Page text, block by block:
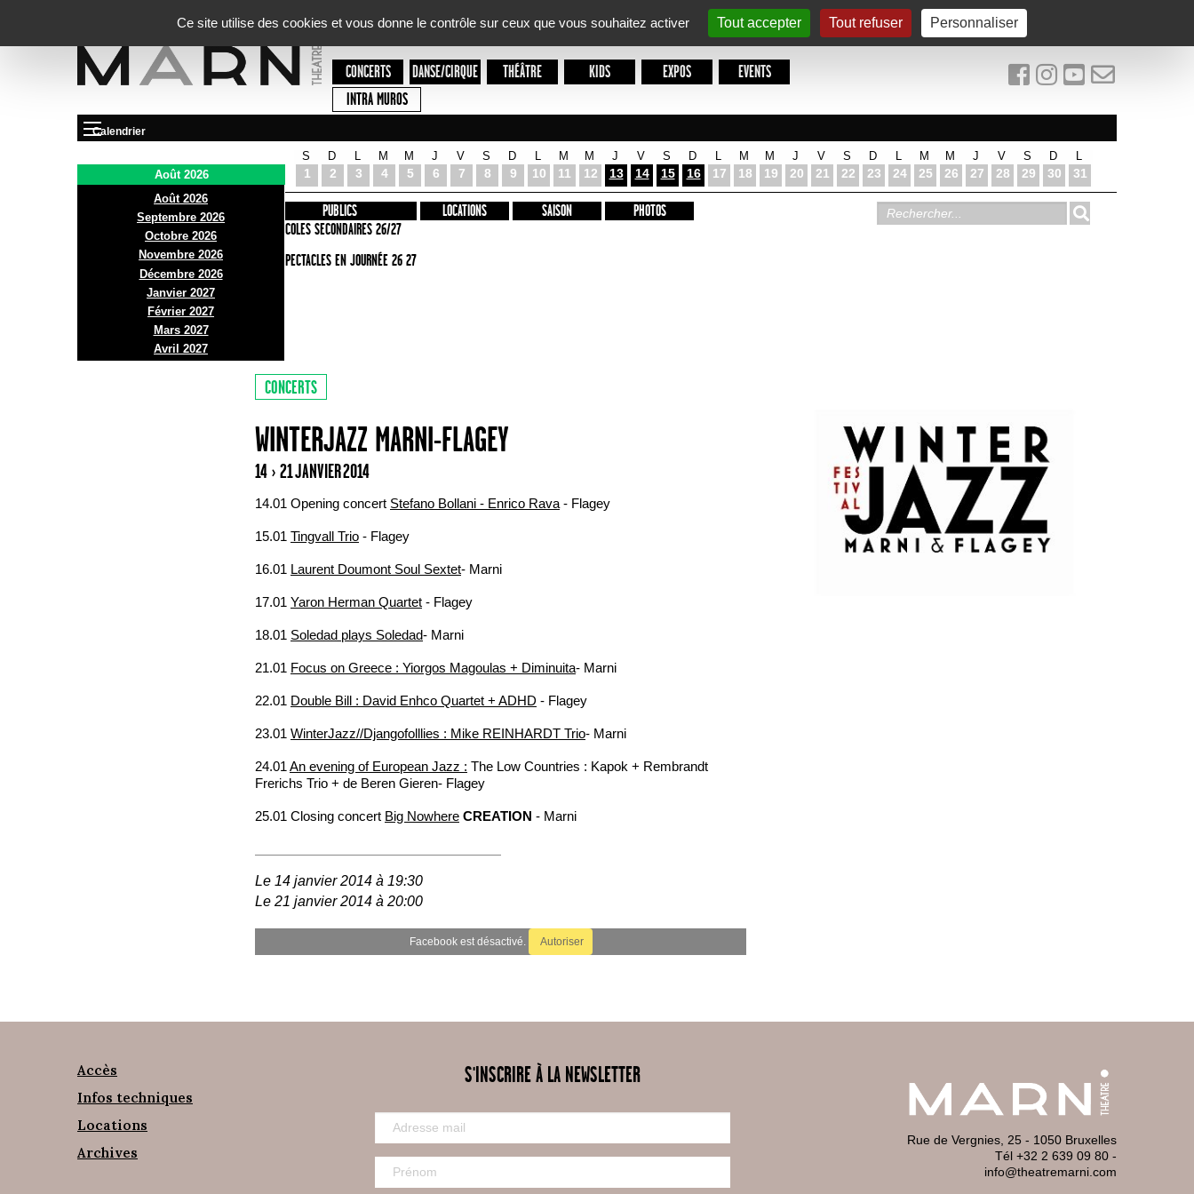
Ce site utilise des cookies et vous donne le contrôle sur ceux que vous souhaitez activer
Tout accepter Tout refuser Personnaliser
CONCERTS DANSE/CIRQUE THÉÂTRE KIDS EXPOS
EVENTS
INTRA MUROS
Calendrier
Août 2026
Août 2026
Septembre 2026
Octobre 2026
Novembre 2026
Décembre 2026
Janvier 2027
Février 2027
Mars 2027
Avril 2027
S
1
D
2 3
M
4
M
5
J
6
V
7
S
8
D
9 10
M
11
M
12
J
13
V
14
S
15
D
16 17
M
18
M
19
J
20
V
21
S
22
D
23 24
M
25
M
26
J
27
V
28
S
29
D
30 31
PRÉSENTATION
INFOS PRATIQUES
ACCES
BAR ET BISTRO
BILLETTERIE
PUBLICS
ECOLES SECONDAIRES 26/27
SPECTACLES EN JOURNÉE 26 27
LOCATIONS SAISON PHOTOS
CONCERTS
WINTERJAZZ MARNI-FLAGEY
14 › 21 JANVIER 2014
14.01 Opening concert Stefano Bollani - Enrico Rava - Flagey
15.01 Tingvall Trio - Flagey
16.01 Laurent Doumont Soul Sextet- Marni
17.01 Yaron Herman Quartet - Flagey
18.01 Soledad plays Soledad- Marni
21.01 Focus on Greece : Yiorgos Magoulas + Diminuita- Marni
22.01 Double Bill : David Enhco Quartet + ADHD - Flagey
23.01 WinterJazz//Djangofolllies : Mike REINHARDT Trio- Marni
24.01 An evening of European Jazz : The Low Countries : Kapok + Rembrandt
Frerichs Trio + de Beren Gieren- Flagey
25.01 Closing concert Big Nowhere CREATION - Marni
Le 14 janvier 2014 à 19:30
Le 21 janvier 2014 à 20:00
Facebook est désactivé. Autoriser
Accès
Infos techniques
Locations
Archives
S'INSCRIRE À LA NEWSLETTER
Rue de Vergnies, 25 - 1050 Bruxelles
Tél +32 2 639 09 80 -
info@theatremarni.com